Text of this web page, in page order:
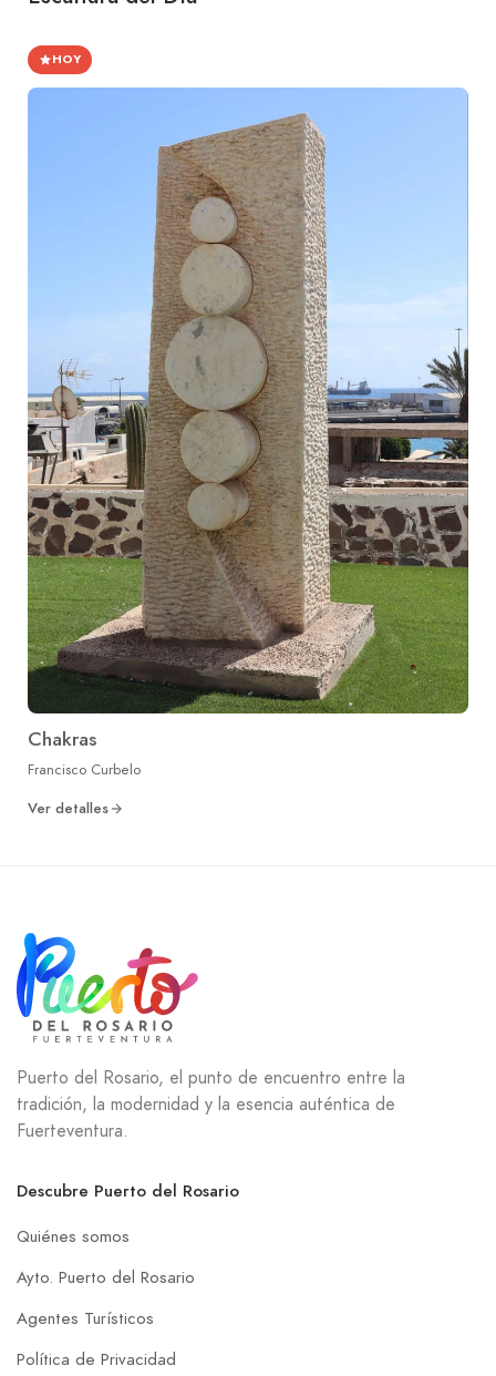
HOY
Chakras
Francisco Curbelo
Ver detalles
Puerto del Rosario, el punto de encuentro entre la
tradición, la modernidad y la esencia auténtica de
Fuerteventura.
Descubre Puerto del Rosario
Quiénes somos
Ayto. Puerto del Rosario
Agentes Turísticos
Política de Privacidad